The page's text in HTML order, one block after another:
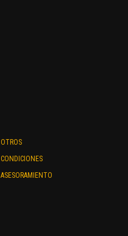
OTROS
CONDICIONES
ASESORAMIENTO